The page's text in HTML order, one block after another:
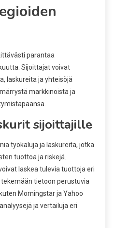
parantaa
Sijoittajat voivat
laskureita ja yhteisöjä
markkinoista ja
sijoittajille
työkaluja ja laskureita, jotka
tuottoa ja riskejä.
laskea tulevia tuottoja eri
tietoon perustuvia
Morningstar ja Yahoo
ja vertailuja eri